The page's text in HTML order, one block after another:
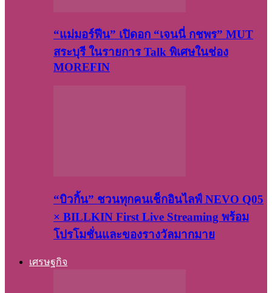
“แม่มอร์ฟีน” เปิดอก “เจนนี่ กชพร” MUT
สระบุรี ในรายการ Talk พิเศษในช่อง
MOREFIN
“บิวกิ้น” ชวนทุกคนเช็กอินไลฟ์ NEVO Q05
× BILLKIN First Live Streaming พร้อม
โปรโมชั่นและของรางวัลมากมาย
เศรษฐกิจ